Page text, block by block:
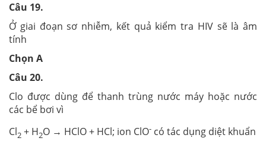
Câu 19.
Ở giai đoạn sơ nhiễm, kết quả kiểm tra HIV sẽ là âm
tính
Chọn A
Câu 20.
Clo được dùng để thanh trùng nước máy hoặc nước
các bể bơi vì
Cl2 + H2O → HClO + HCl; ion ClO- có tác dụng diệt khuẩn